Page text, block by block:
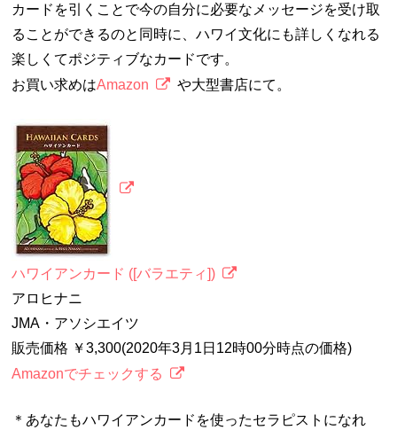
カードを引くことで今の自分に必要なメッセージを受け取
ることができるのと同時に、ハワイ文化にも詳しくなれる
楽しくてポジティブなカードです。
お買い求めはAmazon や大型書店にて。
ハワイアンカード ([バラエティ])
アロヒナニ
JMA・アソシエイツ
販売価格 ￥3,300(2020年3月1日12時00分時点の価格)
Amazonでチェックする
＊あなたもハワイアンカードを使ったセラピストになれ